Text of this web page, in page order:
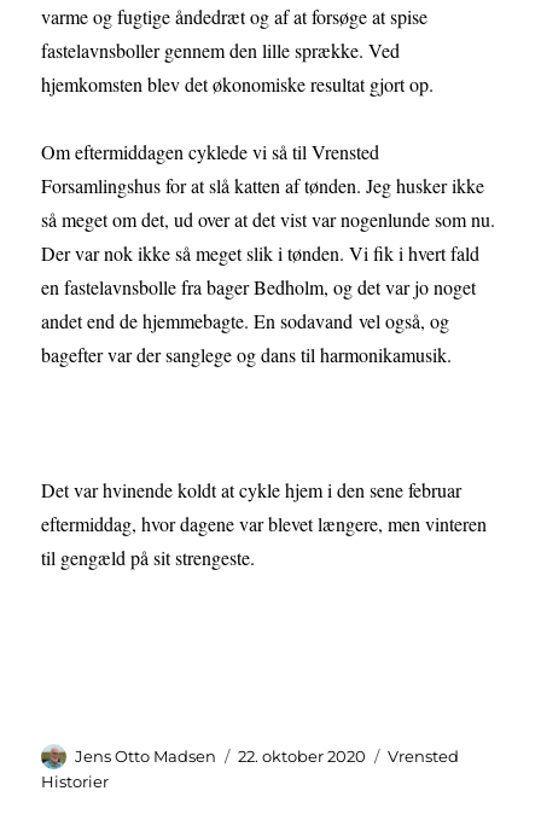
varme og fugtige åndedræt og af at forsøge at spise
fastelavnsboller gennem den lille sprække. Ved
hjemkomsten blev det økonomiske resultat gjort op.
Om eftermiddagen cyklede vi så til Vrensted
Forsamlingshus for at slå katten af tønden. Jeg husker ikke
så meget om det, ud over at det vist var nogenlunde som nu.
Der var nok ikke så meget slik i tønden. Vi fik i hvert fald
en fastelavnsbolle fra bager Bedholm, og det var jo noget
andet end de hjemmebagte. En sodavand vel også, og
bagefter var der sanglege og dans til harmonikamusik.
Det var hvinende koldt at cykle hjem i den sene februar
eftermiddag, hvor dagene var blevet længere, men vinteren
til gengæld på sit strengeste.
Forfatter
Jens Otto Madsen Udgivet
22. oktober 2020 Kategorier
Vrensted
Historier